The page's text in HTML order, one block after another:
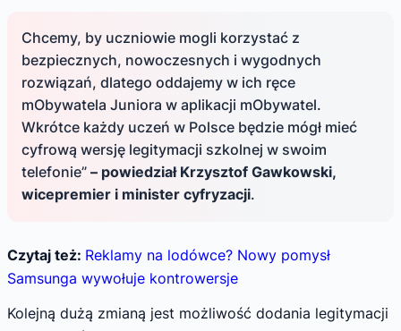
Chcemy, by uczniowie mogli korzystać z
bezpiecznych, nowoczesnych i wygodnych
rozwiązań, dlatego oddajemy w ich ręce
mObywatela Juniora w aplikacji mObywatel.
Wkrótce każdy uczeń w Polsce będzie mógł mieć
cyfrową wersję legitymacji szkolnej w swoim
telefonie” – powiedział Krzysztof Gawkowski,
wicepremier i minister cyfryzacji.
Czytaj też: Reklamy na lodówce? Nowy pomysł
Samsunga wywołuje kontrowersje
Kolejną dużą zmianą jest możliwość dodania legitymacji